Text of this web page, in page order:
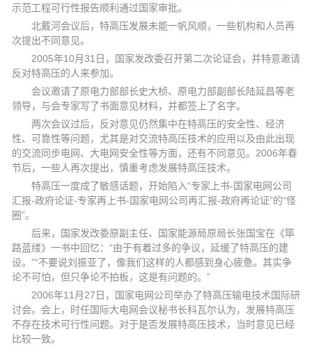
示范工程可行性报告顺利通过国家审批。
北戴河会议后，特高压发展未能一帆风顺，一些机构和人员再
次提出不同意见。
2005年10月31日，国家发改委召开第二次论证会，并特意邀请
反对特高压的人来参加。
会议邀请了原电力部部长史大桢、原电力部副部长陆延昌等老
领导，与会专家写了书面意见材料，并都签上了名字。
两次会议过后，反对意见仍然集中在特高压的安全性、经济
性、可靠性等问题，尤其是对交流特高压技术的应用以及由此出现
的交流同步电网、大电网安全性等方面，还有不同意见。2006年春
节后，一些人再次提出，慎重考虑发展特高压技术。
特高压一度成了敏感话题，开始陷入“专家上书-国家电网公司
汇报-政府论证-专家再上书-国家电网公司再汇报-政府再论证”的“怪
圈”。
后来，国家发改委原副主任、国家能源局原局长张国宝在《筚
路蓝缕》一书中回忆：“由于有着过多的争议，延缓了特高压的建
设。”“不要说刘振亚了，像我们这样的人都感到身心疲惫。其实争
论不可怕，但只争论不拍板，这是有问题的。”
2006年11月27日，国家电网公司举办了特高压输电技术国际研
讨会。会上，时任国际大电网会议秘书长科瓦尔认为，发展特高压
不存在技术可行性问题。对于是否发展特高压技术，当时意见已经
比较一致。